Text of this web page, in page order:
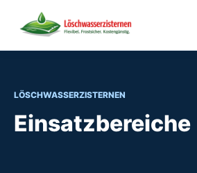
Zum Inhalt springen
LÖSCHWASSERZISTERNEN
Einsatzbereiche